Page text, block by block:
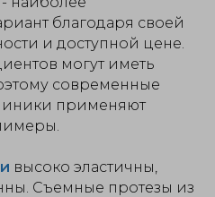
благодаря своей
и доступной цене.
могут иметь
современные
применяют
высоко эластичны,
Съемные протезы из